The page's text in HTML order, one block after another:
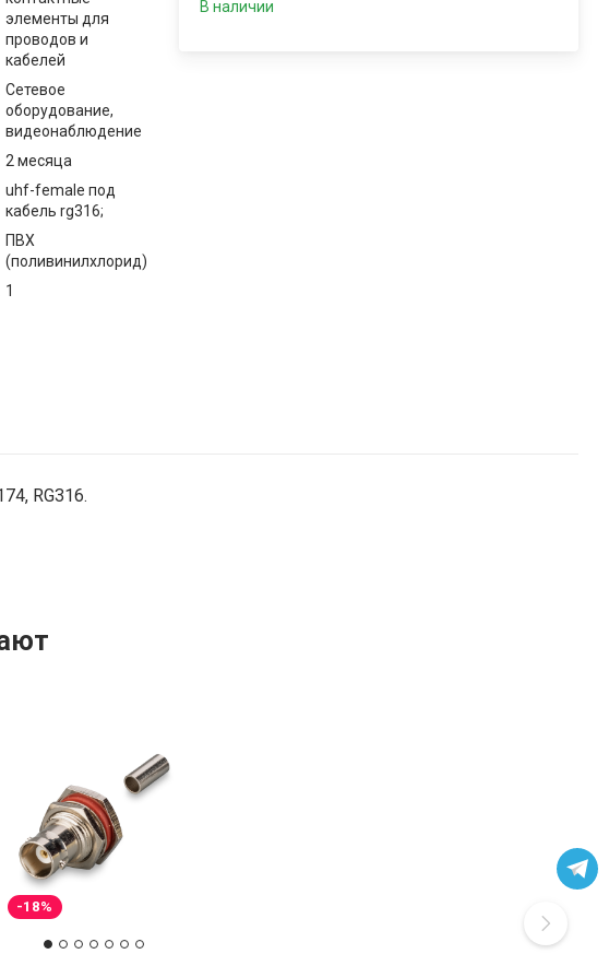
элементы для
проводов и
кабелей
Сетевое
оборудование,
видеонаблюдение
2 месяца
uhf-female под
кабель rg316;
ПВХ
(поливинилхлорид)
1
В наличии
RG316.
-18%